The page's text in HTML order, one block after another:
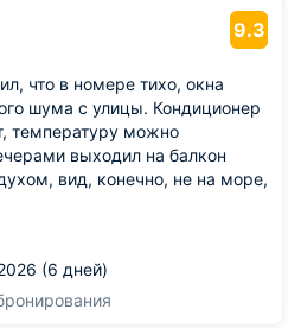
9.3
что в номере тихо, окна
шума с улицы. Кондиционер
температуру можно
выходил на балкон
вид, конечно, не на море,
фильмов, которые давно
чего не хватило —
(6 дней)